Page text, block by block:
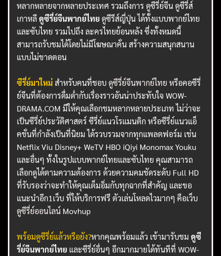
หลากหลายจากหลายประเทศ รวมถึงการ ดูซีรี่ย์จีน ดูซีรี่ส์
เกาหลีดูซีรี่ย์จีนพากย์ไทยดูซีรีส์ญี่ปุ่น ได้ทั้งแบบพากย์ไทย
และซับไทย รวมไปถึง ละครไทยย้อนหลัง ซึ่งทั้งหมดนี้
สามารถรับชมได้โดยไม่มีโฆษณาคั่น สร้างความสนุกสนาน
แบบไม่ขาดตอน
ซีรี่ย์มาใหม่ สำหรับคนที่ชอบดูซีรี่ย์จีนพากย์ไทย หรือคอซีรี่
ย์จีนที่ต้องการดื่มด่ำกับเรื่องราวอันน่าประทับใจ WOW-
DRAMA.COM มีให้คุณเลือกชมหลากหลายประเภท ไม่ว่าจะ
เป็นซีรี่ย์ประวัติศาสตร์ ซีรี่ย์แนวโรแมนติก หรือซีรี่ย์แนวแอ็
คชั่นที่กำลังเป็นที่นิยม ได้รวบรวมจากทุกแพลตฟอร์ม เช่น
Netflix Viu Disney+ WeTV HBO iQiyi Monomax Youku
และอื่นๆ ทั้งในรูปแบบพากย์ไทยและซับไทย คุณสามารถ
เลือกดูได้ตามความต้องการ ด้วยความคมชัดระดับ Full HD
ที่รับรองว่าจะทำให้คุณเต็มอิ่มกับทุกฉากที่สำคัญ และขอ
แนะนำอีก1เว็บ ที่ให้บริการฟรี ตัวเล่นโหลดไวมากๆ คือเว็บ
ดูซีรี่ย์ออนไลน์ Movhup
พร้อมดูซีรี่ย์แล้วหรือยัง?หากคุณพร้อมแล้ว เข้ามารับชมดูซี
รี่ย์จีนพากย์ไทย และซีรี่ย์อื่นๆ อีกมากมายได้ทันทีที่ WOW-